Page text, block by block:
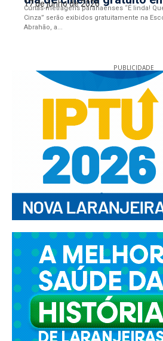
17 de junho de 2026
Curtas-metragens paranaenses “É linda!
Cinza” serão exibidos gratuitamente na
Abrahão, a...
PUBLICIDADE